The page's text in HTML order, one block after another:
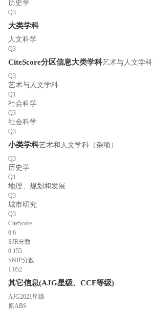
历史学
Q3
大类学科
人文科学
Q3
CiteScore分区信息大类学科艺术与人文学科
Q3
艺术与人文学科
Q1
社会科学
Q3
社会科学
Q3
小类学科艺术和人文学科（杂项）
Q3
历史学
Q1
地理、规划和发展
Q3
城市研究
Q3
CiteScore
0.6
SJR分数
0.155
SNIP分数
1.052
其它信息(AJG星级、CCF等级)
AJG2021星级
原ABS